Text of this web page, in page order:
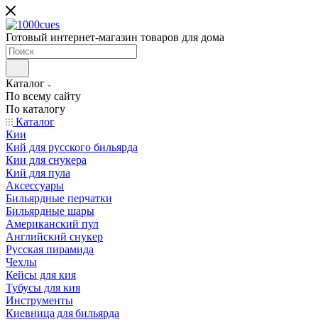
Готовый интернет-магазин товаров для дома
Каталог
По всему сайту
По каталогу
Каталог
Кии
Кий для русского бильярда
Кии для снукера
Кий для пула
Аксессуары
Бильярдные перчатки
Бильярдные шары
Американский пул
Английский снукер
Русская пирамида
Чехлы
Кейсы для кия
Тубусы для кия
Инструменты
Киевница для бильярда